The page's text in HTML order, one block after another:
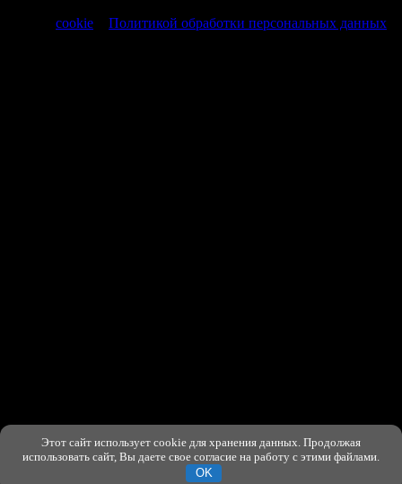
cookie Политикой обработки персональных данных
ХОРОШО
Этот сайт использует cookie для хранения данных. Продолжая
использовать сайт, Вы даете свое согласие на работу с этими файлами.
OK